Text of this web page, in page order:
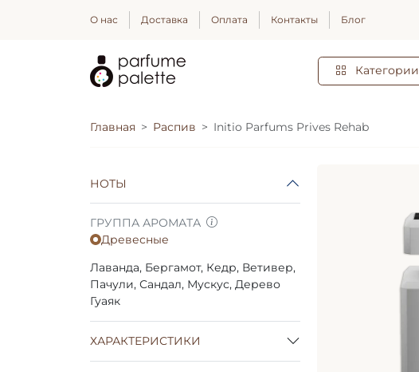
О нас Доставка Оплата Контакты Блог
Категории
Главная Распив Initio Parfums Prives Rehab
НОТЫ
ГРУППА АРОМАТА
Древесные
Лаванда, Бергамот, Кедр, Ветивер,
Пачули, Сандал, Мускус, Дерево
Гуаяк
ХАРАКТЕРИСТИКИ